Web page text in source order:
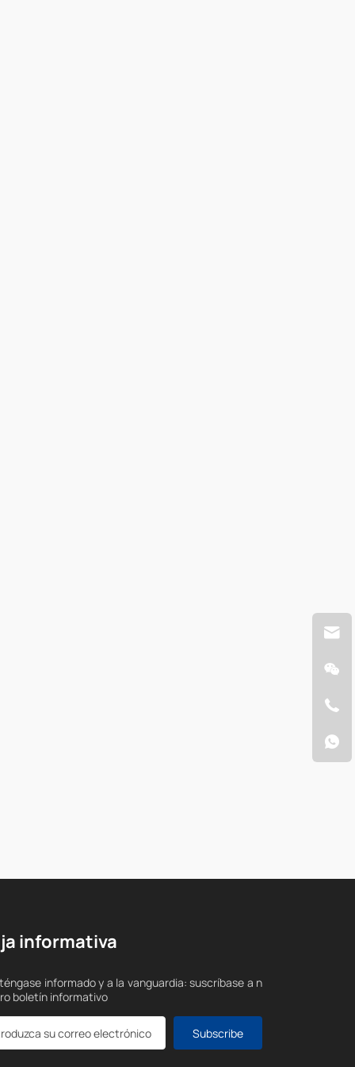
informativa
informado y a la vanguardia: suscríbase a n
boletín informativo
Subscribe